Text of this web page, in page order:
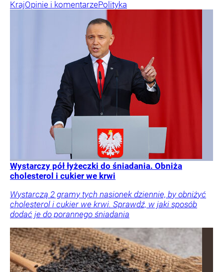
KrajOpinie i komentarzePolityka
Wystarczy pół łyżeczki do śniadania. Obniża
cholesterol i cukier we krwi
Wystarczą 2 gramy tych nasionek dziennie, by obniżyć
cholesterol i cukier we krwi. Sprawdź, w jaki sposób
dodać je do porannego śniadania